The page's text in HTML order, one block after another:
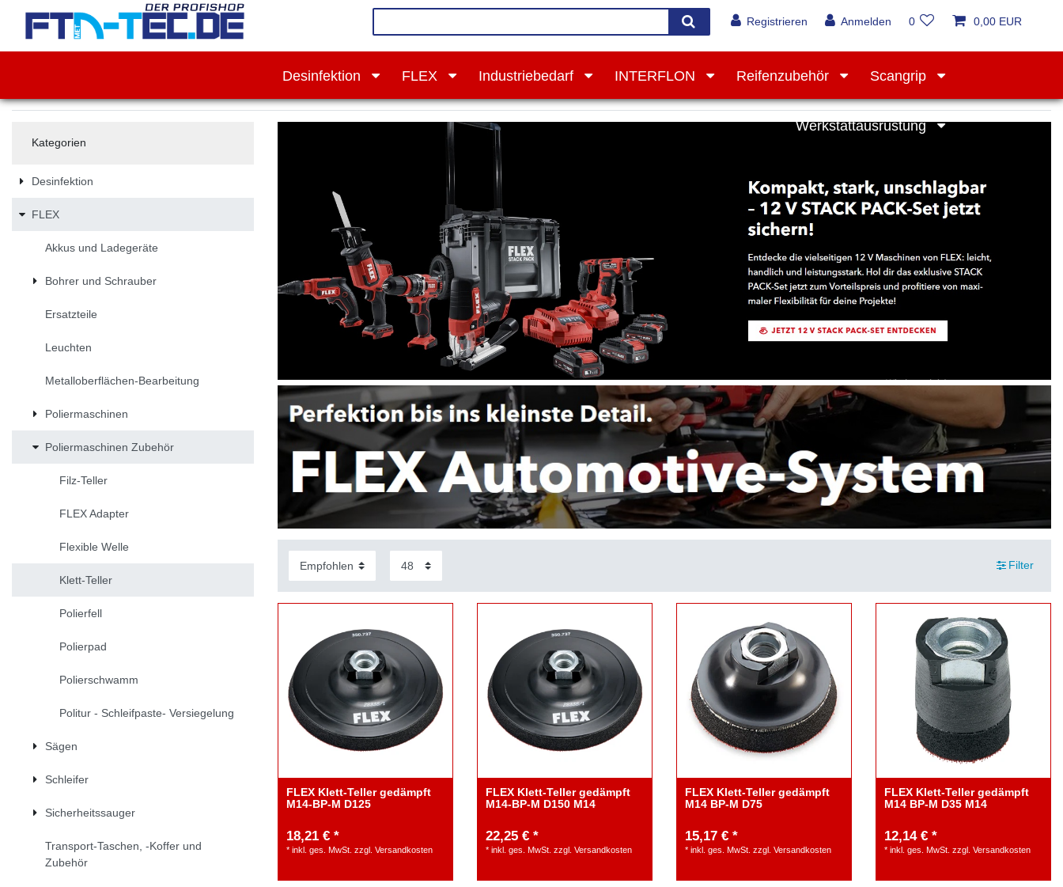
Registrieren Anmelden 0 0,00 EUR
Desinfektion FLEX Industriebedarf INTERFLON Reifenzubehör Scangrip
Werkstattausrüstung
Kategorien
Desinfektion
FLEX
Akkus und Ladegeräte
Bohrer und Schrauber
Ersatzteile
Leuchten
Metalloberflächen-Bearbeitung
Poliermaschinen
Poliermaschinen Zubehör
Filz-Teller
FLEX Adapter
Flexible Welle
Klett-Teller
Polierfell
Polierpad
Polierschwamm
Politur - Schleifpaste- Versiegelung
Sägen
Schleifer
Sicherheitssauger
Transport-Taschen, -Koffer und
Zubehör
Filter
FLEX Klett-Teller gedämpft
M14-BP-M D125
18,21 € *
*inkl. ges. MwSt. zzgl.Versandkosten
FLEX Klett-Teller gedämpft
M14-BP-M D150 M14
22,25 € *
*inkl. ges. MwSt. zzgl.Versandkosten
FLEX Klett-Teller gedämpft
M14 BP-M D75
15,17 € *
*inkl. ges. MwSt. zzgl.Versandkosten
FLEX Klett-Teller gedämpft
M14 BP-M D35 M14
12,14 € *
*inkl. ges. MwSt. zzgl.Versandkosten